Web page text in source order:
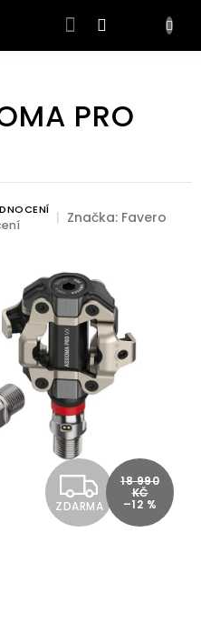
PRO
je 5,0 z 5 hvězdiček.
Značka: Favero
Z
D
ZDARMA
18 990
KČ
–12 %